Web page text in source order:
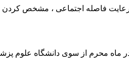
فاصله اجتماعی ، مشخص
محرم از سوی دانشگاه علوم